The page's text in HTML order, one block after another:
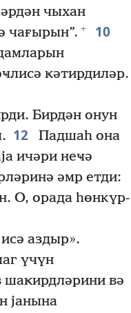
чыхан
чағырын”. + 10
ҝәтирдиләр.
Бирдән онун
12
Падшаһ она
ичәри неҹә
әмр етди:
О, орада һөнкүр-
аздыр».
үчүн
шаҝирдләрини вә
јанына